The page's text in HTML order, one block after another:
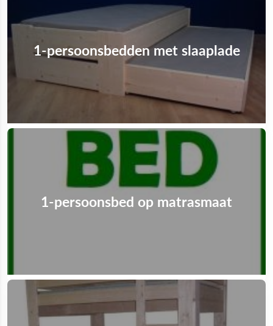
1-persoonsbedden met slaaplade
1-persoonsbed op matrasmaat